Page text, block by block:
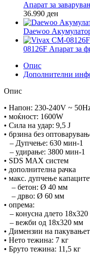
Апарат за
36.990 ден
Daewoo
08126F Апарат за
Опис
Дополнителни
Опис
• Напон: 230-240V ~
• моќност: 1600W
• Сила на удар: 9,5 Ј
• брзина без
– Дупчење: 630 мин-1
– удирање: 3800 мин-1
• SDS MAX систем
• дополнителна рачка
• макс. дупчење
– бетон: Ø 40 мм
– дрво: Ø 60 мм
• опрема:
– конусна длето
– вежби од 18х320 мм
• Димензии на
• Нето тежина: 7 кг
• Бруто тежина: 11,5 кг